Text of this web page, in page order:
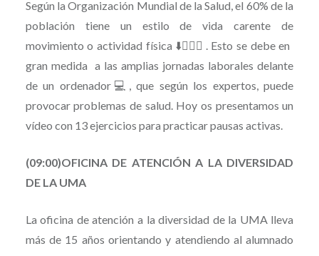
Según la Organización Mundial de la Salud, el 60% de la
población tiene un estilo de vida carente de
movimiento o actividad física ⬇️🏃🏻‍♀️. Esto se debe en
gran medida a las amplias jornadas laborales delante
de un ordenador💻, que según los expertos, puede
provocar problemas de salud. Hoy os presentamos un
vídeo con 13 ejercicios para practicar pausas activas.
(09:00)OFICINA DE ATENCIÓN A LA DIVERSIDAD
DE LA UMA
La oficina de atención a la diversidad de la UMA lleva
más de 15 años orientando y atendiendo al alumnado